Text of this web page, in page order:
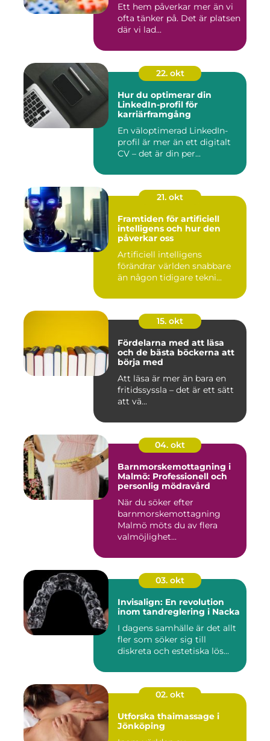
Ett hem påverkar mer än vi
ofta tänker på. Det är platsen
där vi lad...
22. okt
Hur du optimerar din
LinkedIn-profil för
karriärframgång
En väloptimerad LinkedIn-
profil är mer än ett digitalt
CV – det är din per...
21. okt
Framtiden för artificiell
intelligens och hur den
påverkar oss
Artificiell intelligens
förändrar världen snabbare
än någon tidigare tekni...
15. okt
Fördelarna med att läsa
och de bästa böckerna att
börja med
Att läsa är mer än bara en
fritidssyssla – det är ett sätt
att vä...
04. okt
Barnmorskemottagning i
Malmö: Professionell och
personlig mödravård
När du söker efter
barnmorskemottagning
Malmö möts du av flera
valmöjlighet...
03. okt
Invisalign: En revolution
inom tandreglering i Nacka
I dagens samhälle är det allt
fler som söker sig till
diskreta och estetiska lös...
02. okt
Utforska thaimassage i
Jönköping